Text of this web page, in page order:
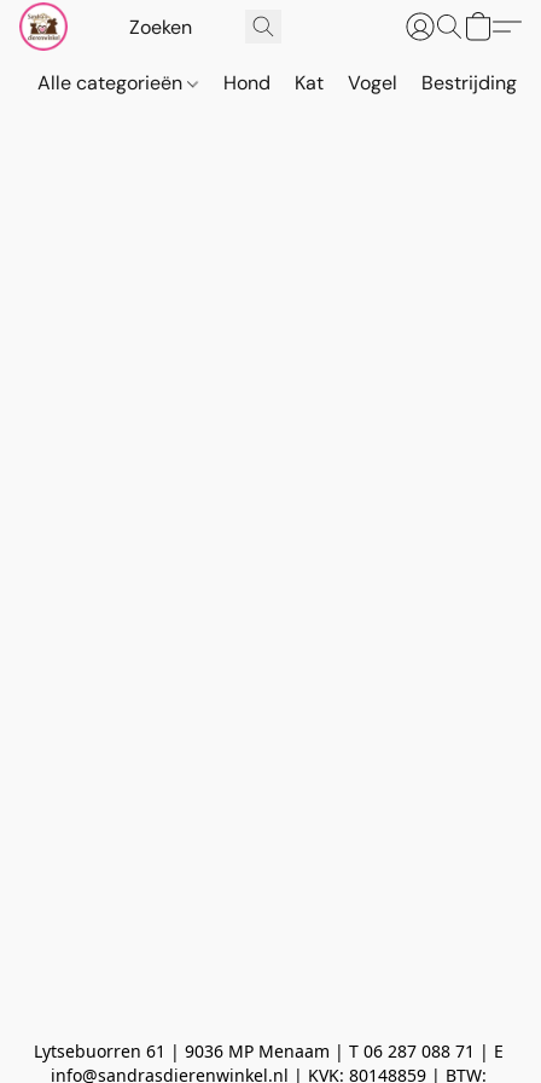
Alle categorieën Hond Kat Vogel Bestrijding
Lytsebuorren 61 | 9036 MP Menaam | T 06 287 088 71 | E
info@sandrasdierenwinkel.nl | KVK: 80148859 | BTW: